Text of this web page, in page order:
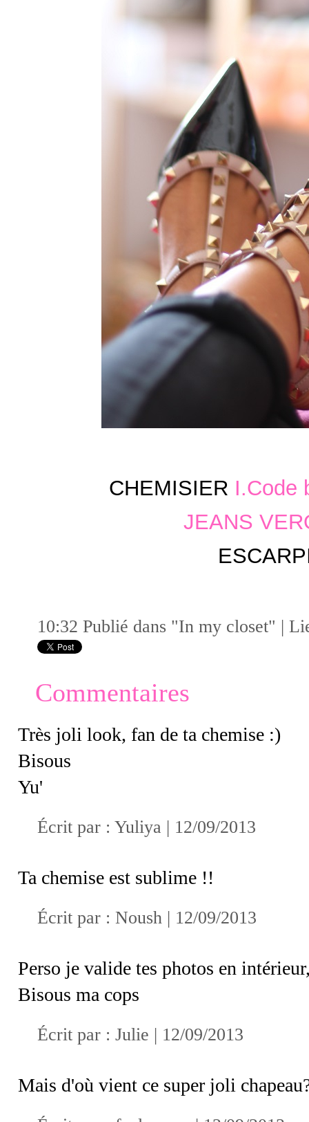
CHEMISIER I.Code
JEANS
10:32 Publié dans "In my closet" |
Commentaires
Très joli look, fan de ta chemise :)
Bisous
Yu'
Écrit par : Yuliya | 12/09/2013
Ta chemise est sublime !!
Écrit par : Noush | 12/09/2013
Perso je valide tes photos en
Bisous ma cops
Écrit par : Julie | 12/09/2013
Mais d'où vient ce super joli